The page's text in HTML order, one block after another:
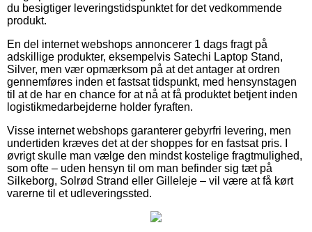
du besigtiger leveringstidspunktet for det vedkommende
produkt.
En del internet webshops annoncerer 1 dags fragt på
adskillige produkter, eksempelvis Satechi Laptop Stand,
Silver, men vær opmærksom på at det antager at ordren
gennemføres inden et fastsat tidspunkt, med hensynstagen
til at de har en chance for at nå at få produktet betjent inden
logistikmedarbejderne holder fyraften.
Visse internet webshops garanterer gebyrfri levering, men
undertiden kræves det at der shoppes for en fastsat pris. I
øvrigt skulle man vælge den mindst kostelige fragtmulighed,
som ofte – uden hensyn til om man befinder sig tæt på
Silkeborg, Solrød Strand eller Gilleleje – vil være at få kørt
varerne til et udleveringssted.